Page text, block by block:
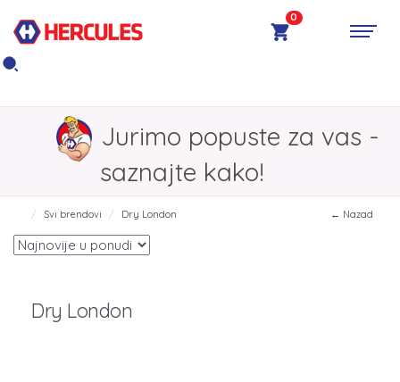
0
Jurimo popuste za vas -
saznajte kako!
Svi brendovi Dry London ← Nazad
Dry London